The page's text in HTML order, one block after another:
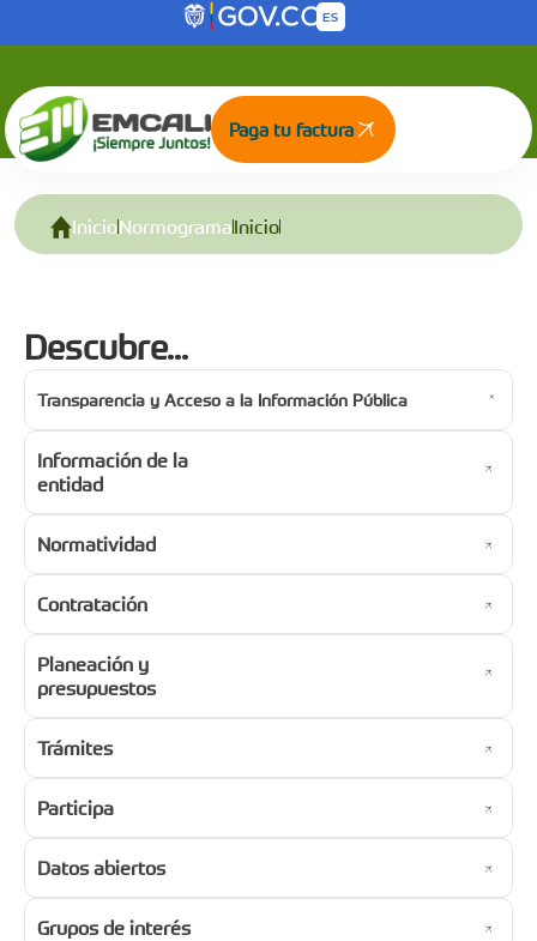
Saltar al contenido principal
Inicio - Normograma
Paga tu factura
InicioNormogramaInicio
Descubre...
Transparencia y Acceso a la Información Pública
Información de la
entidad
Normatividad
Contratación
Planeación y
presupuestos
Trámites
Participa
Datos abiertos
Grupos de interés